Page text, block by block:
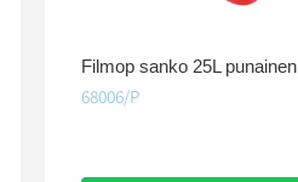
Filmop sanko 25L punainen
68006/P